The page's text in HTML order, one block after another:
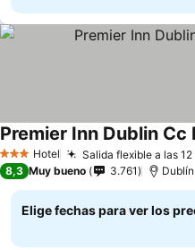
3 Estrellas
Hotel Salida flexible a las
Premier Inn Dublin
8,3 Muy bueno 3.761 Dublín
Elige fechas para ver los